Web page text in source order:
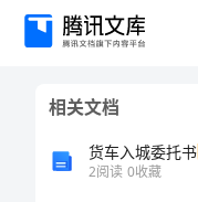
2024
相关文档
货车入城委托书
2阅读 0收藏